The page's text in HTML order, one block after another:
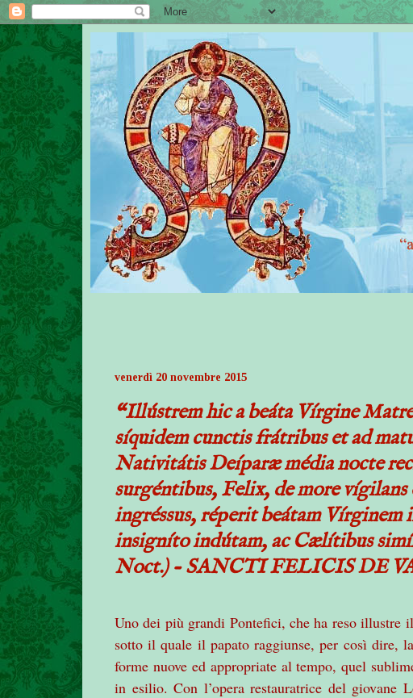
venerdì 20 novembre 2015
“Illústrem hic a beáta Vírgine
síquidem cunctis frátribus et ad
Nativitátis Deíparæ média nocte
surgéntibus, Felix, de more
ingréssus, réperit beátam
insigníto indútam, ac Cælítibus
Noct.) - SANCTI FELICIS DE
Uno dei più grandi Pontefici, che ha reso illustre
sotto il quale il papato raggiunse, per così dire,
forme nuove ed appropriate al tempo, quel
in esilio. Con l’opera restauratrice del